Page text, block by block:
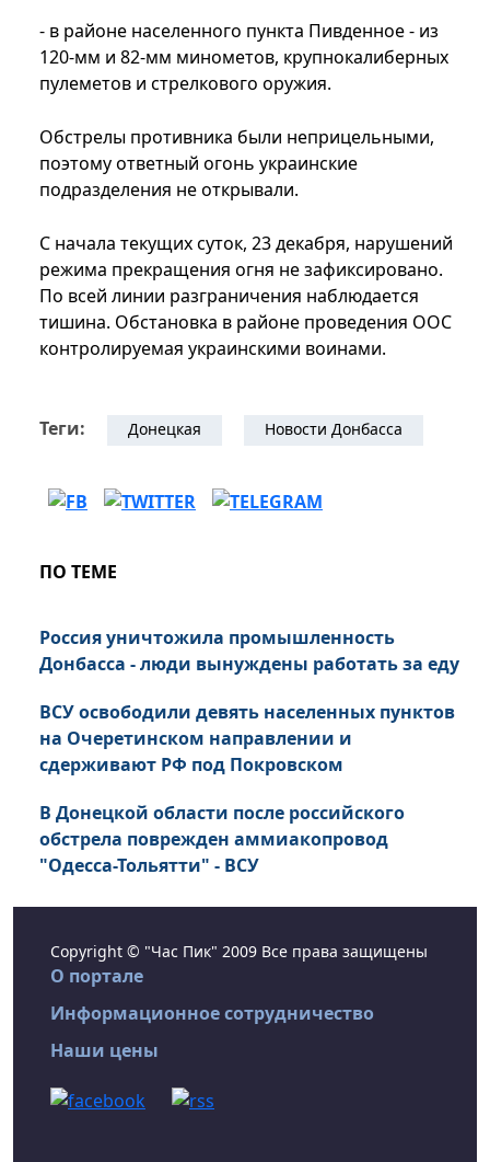
- в районе населенного пункта Пивденное - из
120-мм и 82-мм минометов, крупнокалиберных
пулеметов и стрелкового оружия.
Обстрелы противника были неприцельными,
поэтому ответный огонь украинские
подразделения не открывали.
С начала текущих суток, 23 декабря, нарушений
режима прекращения огня не зафиксировано.
По всей линии разграничения наблюдается
тишина. Обстановка в районе проведения ООС
контролируемая украинскими воинами.
Теги: Донецкая Новости Донбасса
ПО ТЕМЕ
Россия уничтожила промышленность
Донбасса - люди вынуждены работать за еду
ВСУ освободили девять населенных пунктов
на Очеретинском направлении и
сдерживают РФ под Покровском
В Донецкой области после российского
обстрела поврежден аммиакопровод
"Одесса-Тольятти" - ВСУ
Copyright © "Час Пик" 2009 Все права защищены
О портале
Информационное сотрудничество
Наши цены